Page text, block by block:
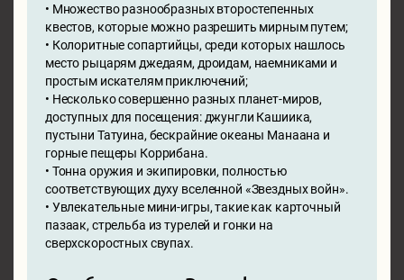
• Множество разнообразных второстепенных
квестов, которые можно разрешить мирным путем;
• Колоритные сопартийцы, среди которых нашлось
место рыцарям джедаям, дроидам, наемниками и
простым искателям приключений;
• Несколько совершенно разных планет-миров,
доступных для посещения: джунгли Кашиика,
пустыни Татуина, бескрайние океаны Манаана и
горные пещеры Коррибана.
• Тонна оружия и экипировки, полностью
соответствующих духу вселенной «Звездных войн».
• Увлекательные мини-игры, такие как карточный
пазаак, стрельба из турелей и гонки на
сверхскоростных свупах.